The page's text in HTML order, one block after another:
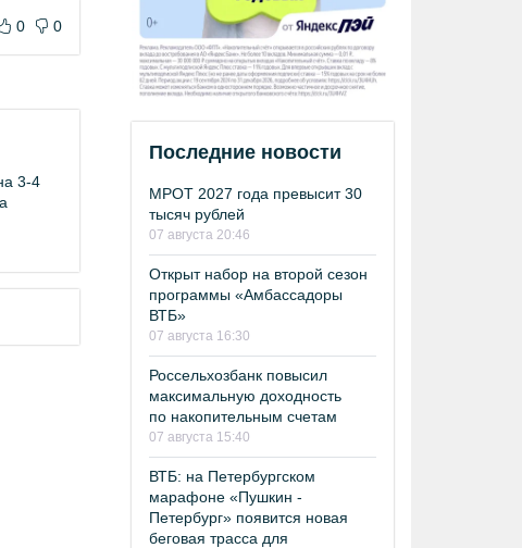
0 0
3-4
Последние новости
МРОТ 2027 года превысит 30
тысяч рублей
07 августа 20:46
Открыт набор на второй сезон
программы «Амбассадоры
ВТБ»
07 августа 16:30
Россельхозбанк повысил
максимальную доходность
по накопительным счетам
07 августа 15:40
ВТБ: на Петербургском
марафоне «Пушкин -
Петербург» появится новая
беговая трасса для